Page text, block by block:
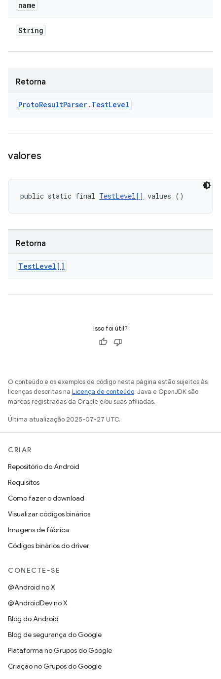
name
String
Retorna
ProtoResultParser. TestLevel
valores
public static final TestLevel[] values ()
Retorna
TestLevel[]
Isso foi útil?
O conteúdo e os exemplos de código nesta página estão sujeitos às
licenças descritas na Licença de conteúdo. Java e OpenJDK são
marcas registradas da Oracle e/ou suas afiliadas.
Última atualização 2025-07-27 UTC.
CRIAR
Repositório do Android
Requisitos
Como fazer o download
Visualizar códigos binários
Imagens de fábrica
Códigos binários do driver
CONECTE-SE
@Android no X
@AndroidDev no X
Blog do Android
Blog de segurança do Google
Plataforma no Grupos do Google
Criação no Grupos do Google